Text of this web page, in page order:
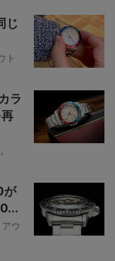
じ
ト
ラ
が
アウ